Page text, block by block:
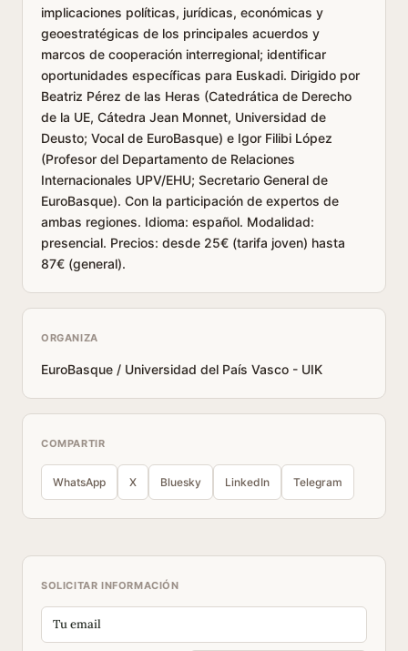
implicaciones políticas, jurídicas, económicas y
geoestratégicas de los principales acuerdos y
marcos de cooperación interregional; identificar
oportunidades específicas para Euskadi. Dirigido por
Beatriz Pérez de las Heras (Catedrática de Derecho
de la UE, Cátedra Jean Monnet, Universidad de
Deusto; Vocal de EuroBasque) e Igor Filibi López
(Profesor del Departamento de Relaciones
Internacionales UPV/EHU; Secretario General de
EuroBasque). Con la participación de expertos de
ambas regiones. Idioma: español. Modalidad:
presencial. Precios: desde 25€ (tarifa joven) hasta
87€ (general).
ORGANIZA
EuroBasque / Universidad del País Vasco - UIK
COMPARTIR
WhatsApp X Bluesky LinkedIn Telegram
SOLICITAR INFORMACIÓN